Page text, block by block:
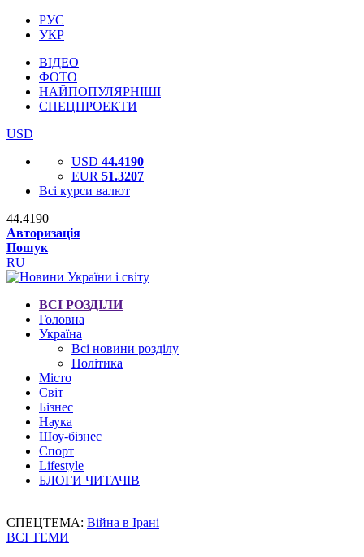
РУС
УКР
ВІДЕО
ФОТО
НАЙПОПУЛЯРНІШІ
СПЕЦПРОЕКТИ
USD
USD 44.4190
EUR 51.3207
Всі курси валют
44.4190
Авторизація
Пошук
RU
ВСІ РОЗДІЛИ
Головна
Україна
Всі новини розділу
Політика
Місто
Світ
Бізнес
Наука
Шоу-бізнес
Спорт
Lifestyle
БЛОГИ ЧИТАЧІВ
СПЕЦТЕМА: Війна в Ірані
ВСІ ТЕМИ